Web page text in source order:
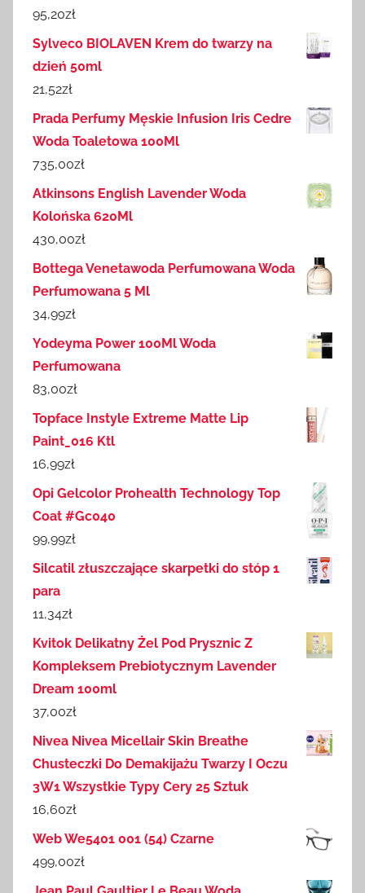
95,20zł
Sylveco BIOLAVEN Krem do twarzy na
dzień 50ml
21,52zł
Prada Perfumy Męskie Infusion Iris Cedre
Woda Toaletowa 100Ml
735,00zł
Atkinsons English Lavender Woda
Kolońska 620Ml
430,00zł
Bottega Venetawoda Perfumowana Woda
Perfumowana 5 Ml
34,99zł
Yodeyma Power 100Ml Woda
Perfumowana
83,00zł
Topface Instyle Extreme Matte Lip
Paint_016 Ktl
16,99zł
Opi Gelcolor Prohealth Technology Top
Coat #Gc040
99,99zł
Silcatil złuszczające skarpetki do stóp 1
para
11,34zł
Kvitok Delikatny Żel Pod Prysznic Z
Kompleksem Prebiotycznym Lavender
Dream 100ml
37,00zł
Nivea Nivea Micellair Skin Breathe
Chusteczki Do Demakijażu Twarzy I Oczu
3W1 Wszystkie Typy Cery 25 Sztuk
16,60zł
Web We5401 001 (54) Czarne
499,00zł